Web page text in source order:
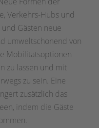
Verkehrs-Hubs und
Gästen neue
umweltschonend von
Mobilitätsoptionen
zu lassen und mit
zu sein. Eine
zusätzlich das
indem die Gäste